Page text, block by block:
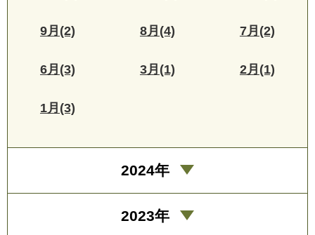
9月(2) 8月(4) 7月(2)
6月(3) 3月(1) 2月(1)
1月(3)
2024年
2023年